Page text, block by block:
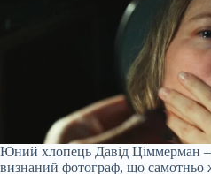
Юний хлопець Давід Ціммерман
визнаний фотограф, що самотньо